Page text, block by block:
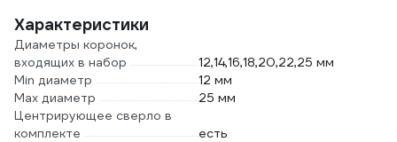
Характеристики
Диаметры коронок,
входящих в набор
12,14,16,18,20,22,25 мм
Min диаметр
12 мм
Max диаметр
25 мм
Центрирующее сверло в
комплекте
есть